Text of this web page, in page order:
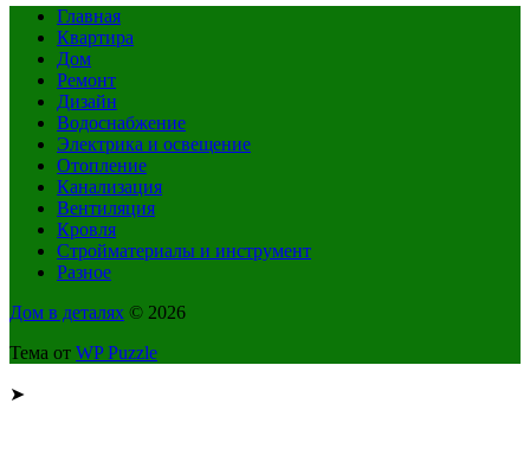
Главная
Квартира
Дом
Ремонт
Дизайн
Водоснабжение
Электрика и освещение
Отопление
Канализация
Вентиляция
Кровля
Стройматериалы и инструмент
Разное
Дом в деталях © 2026
Тема от WP Puzzle
➤